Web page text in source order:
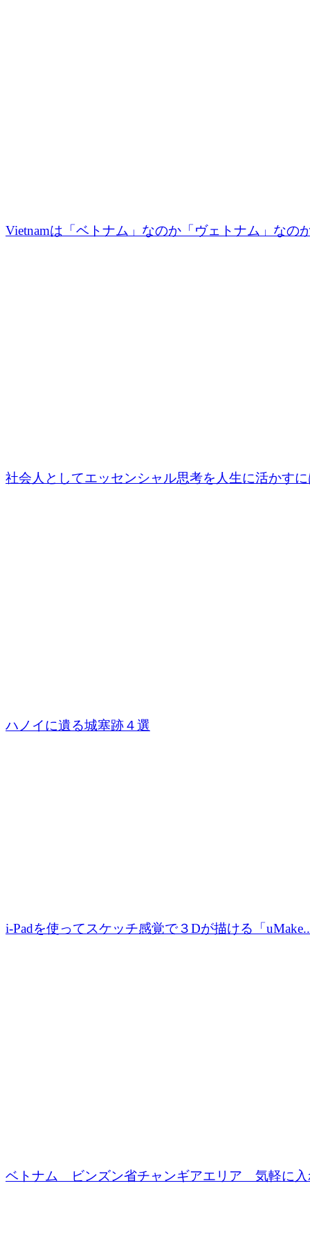
Vietnamは「ベトナム」なのか「ヴェトナム」なの
社会人としてエッセンシャル思考を人生に活かす
ハノイに遺る城塞跡４選
i-Padを使ってスケッチ感覚で３Dが描ける「
ベトナム ビンズン省チャンギアエリア 気軽に